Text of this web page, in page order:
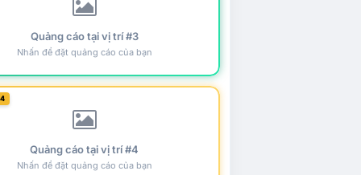
Quảng cáo tại vị trí #3
Nhấn để đặt quảng cáo của bạn
Quảng cáo tại vị trí #4
Nhấn để đặt quảng cáo của bạn